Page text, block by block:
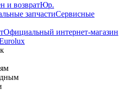
и возвратЮр.
запчастиСервисные
Официальный интернет-магазин